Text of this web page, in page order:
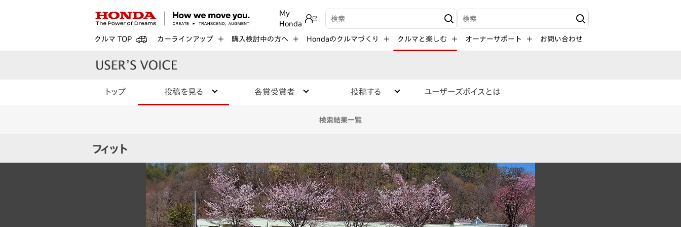
My
Honda
検索キーワード入力 検索キーワード入力
クルマ TOP カーラインアップ 購入検討中の方へ Hondaのクルマづくり クルマと楽しむ オーナーサポート お問い合わせ
トップ 投稿を見る 各賞受賞者 投稿する ユーザーズボイスとは
検索結果一覧
フィット